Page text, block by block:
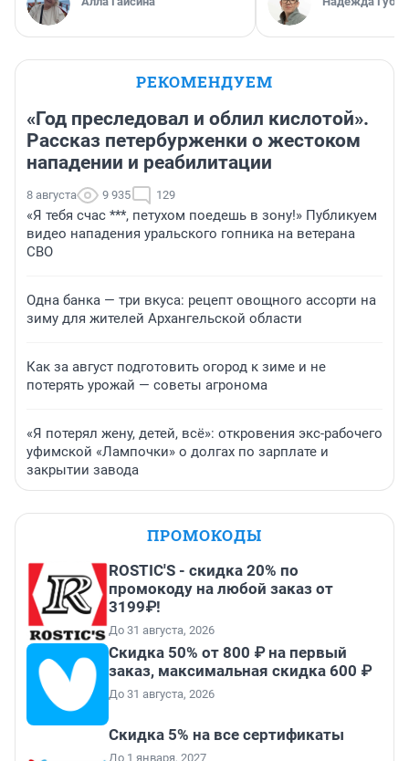
РЕКОМЕНДУЕМ
«Год преследовал и облил кислотой».
Рассказ петербурженки о жестоком
нападении и реабилитации
8 августа 9 935 129
«Я тебя счас ***, петухом поедешь в зону!» Публикуем
видео нападения уральского гопника на ветерана
СВО
Одна банка — три вкуса: рецепт овощного ассорти на
зиму для жителей Архангельской области
Как за август подготовить огород к зиме и не
потерять урожай — советы агронома
«Я потерял жену, детей, всё»: откровения экс-рабочего
уфимской «Лампочки» о долгах по зарплате и
закрытии завода
ПРОМОКОДЫ
ROSTIC'S - скидка 20% по
промокоду на любой заказ от
3199₽!
До 31 августа, 2026
Скидка 50% от 800 ₽ на первый
заказ, максимальная скидка 600 ₽
До 31 августа, 2026
Скидка 5% на все сертификаты
До 1 января, 2027